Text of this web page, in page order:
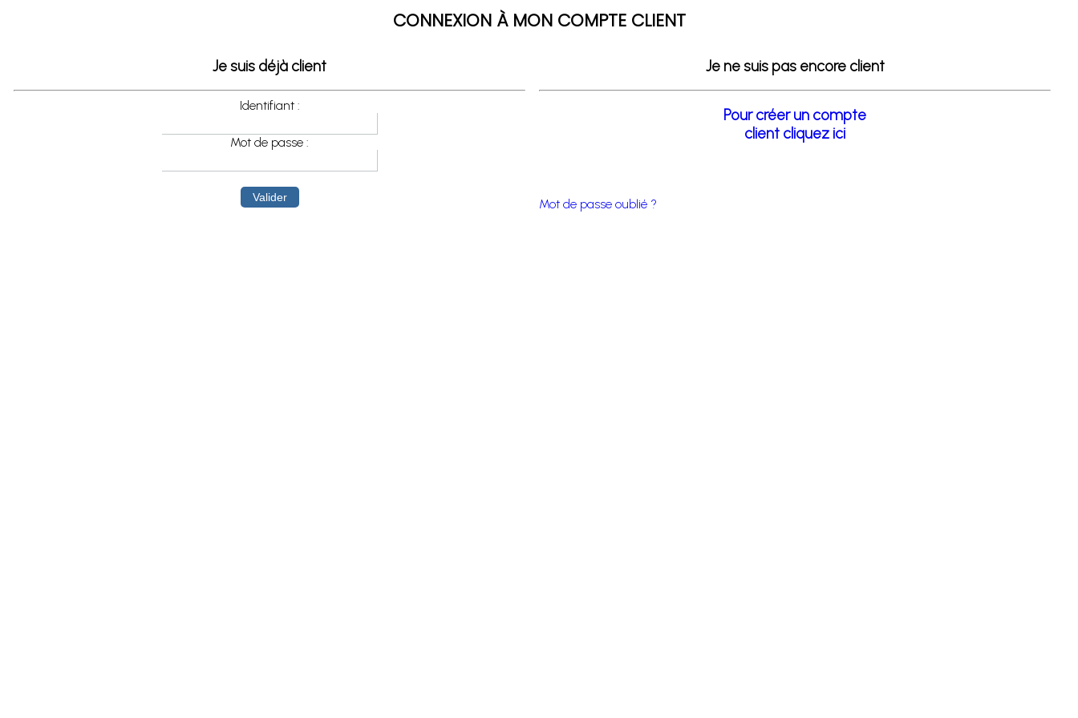
CONNEXION À MON COMPTE CLIENT
Je suis déjà client
Identifiant :
Mot de passe :
Je ne suis pas encore client
Pour créer un compte
client cliquez ici
Mot de passe oublié ?